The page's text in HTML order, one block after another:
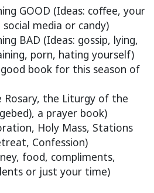
GOOD (Ideas: coffee, your
media or candy)
BAD (Ideas: gossip, lying,
porn, hating yourself)
good book for this season of
Rosary, the Liturgy of the
a prayer book)
Holy Mass, Stations
Confession)
food, compliments,
or just your time)